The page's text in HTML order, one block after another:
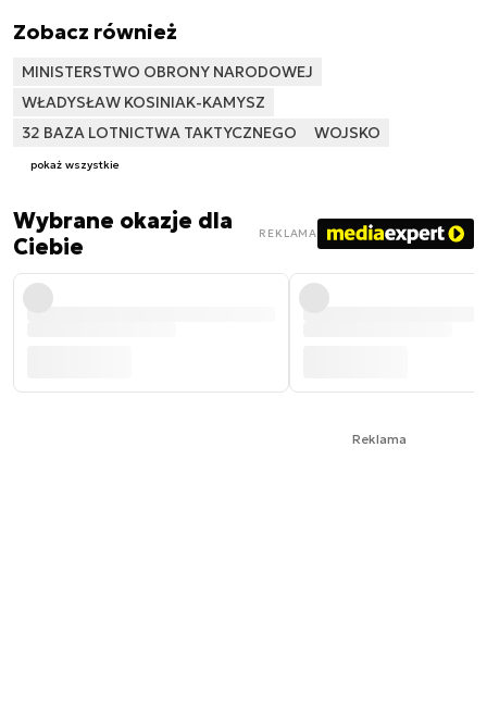
Zobacz również
MINISTERSTWO OBRONY NARODOWEJ
WŁADYSŁAW KOSINIAK-KAMYSZ
32 BAZA LOTNICTWA TAKTYCZNEGO
WOJSKO
pokaż wszystkie
Wybrane okazje dla
Ciebie
REKLAMA
Reklama